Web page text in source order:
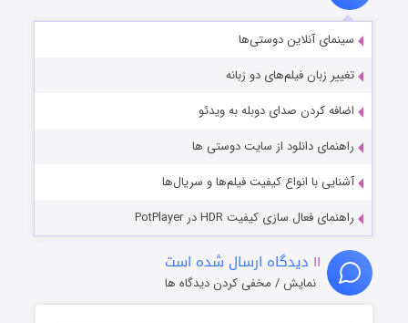
سینمای آنلاین دوستی‌ها
تغییر زبان فیلم‌های دو زبانه
اضافه کردن صدای دوبله به ویدئو
راهنمای دانلود از سایت دوستی ها
آشنایی با انواع کیفیت فیلم‌ها و سریال‌ها
راهنمای فعال سازی کیفیت HDR در PotPlayer
۱۱ دیدگاه ارسال شده است
نمایش / مخفی کردن دیدگاه ها